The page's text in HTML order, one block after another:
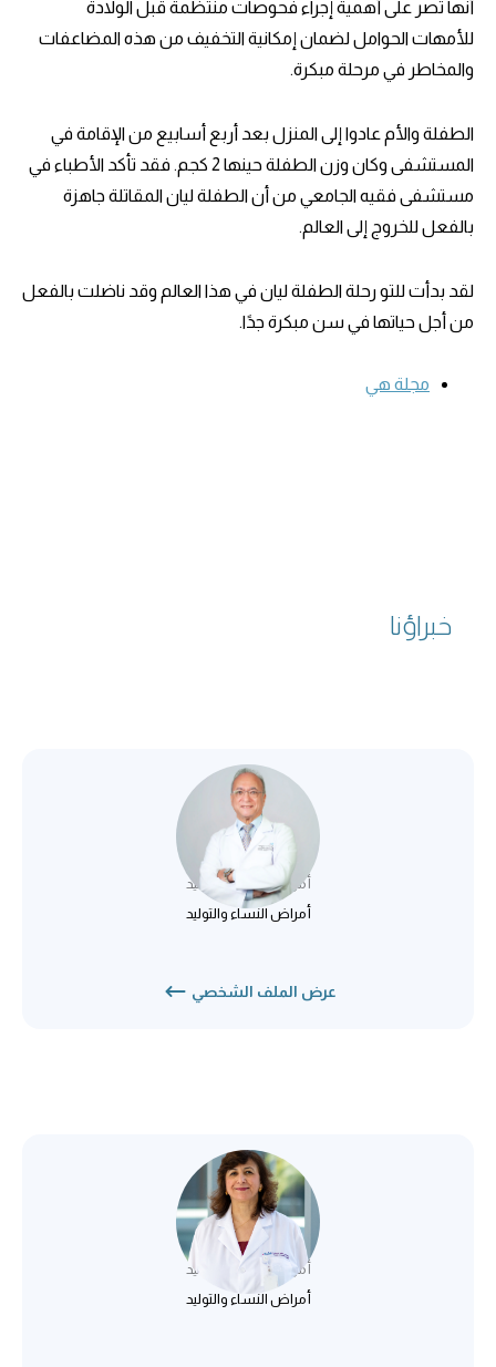
أنها تصر على أهمية إجراء فحوصات منتظمة قبل الولادة
للأمهات الحوامل لضمان إمكانية التخفيف من هذه المضاعفات
والمخاطر في مرحلة مبكرة.
الطفلة والأم عادوا إلى المنزل بعد أربع أسابيع من الإقامة في
المستشفى وكان وزن الطفلة حينها 2 كجم. فقد تأكد الأطباء في
مستشفى فقيه الجامعي من أن الطفلة ليان المقاتلة جاهزة
بالفعل للخروج إلى العالم.
لقد بدأت للتو رحلة الطفلة ليان في هذا العالم وقد ناضلت بالفعل
من أجل حياتها في سن مبكرة جدًا.
مجلة هي
خبراؤنا
د. عصام عليوة
أمراض النساء والتوليد
أمراض النساء والتوليد
عرض الملف الشخصي
د. آلاء يونس محمد
أمراض النساء والتوليد
أمراض النساء والتوليد